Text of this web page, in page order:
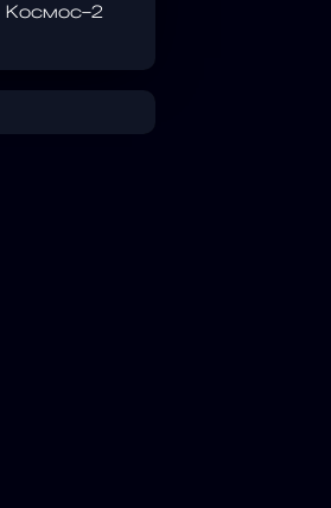
Космос-2